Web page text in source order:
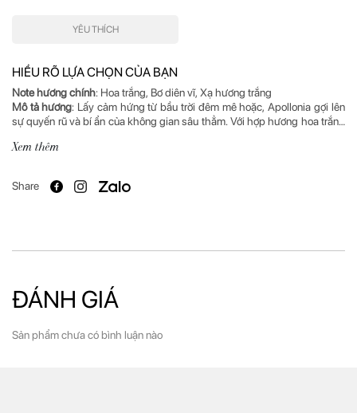
YÊU THÍCH
HIỂU RÕ LỰA CHỌN CỦA BẠN
Note hương chính
Mô tả hương: Lấy cảm hứng từ bầu trời đêm mê hoặc, Apollonia gợi lên
sự quyến rũ và bí ẩn của không gian sâu thẳm. Với hợp hương hoa trắng
lịch của bơ diên vĩ, quyện cùng xạ hương trắng cổ điển, quẩn quanh mãi
: Ý
Xem thêm
Share
ĐÁNH GIÁ
Sản phẩm chưa có bình luận nào